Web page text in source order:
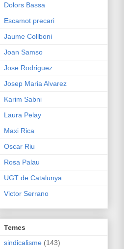
Dolors Bassa
Escamot precari
Jaume Collboni
Joan Samso
Jose Rodriguez
Josep Maria Alvarez
Karim Sabni
Laura Pelay
Maxi Rica
Oscar Riu
Rosa Palau
UGT de Catalunya
Victor Serrano
Temes
sindicalisme (143)